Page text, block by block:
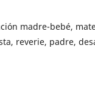
madre-bebé,
reverie, padre,